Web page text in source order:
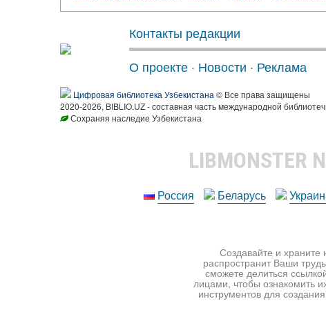
Контакты редакции
О проекте · Новости · Реклама
Цифровая библиотека Узбекистана © Все права защищены
2020-2026, BIBLIO.UZ - составная часть международной
Сохраняя наследие Узбекистана
LIBMONSTER
Россия Беларусь
Создавайте и храните
распространит Ваши
сможете делиться
лицами, чтобы ознакомить
инструментов для